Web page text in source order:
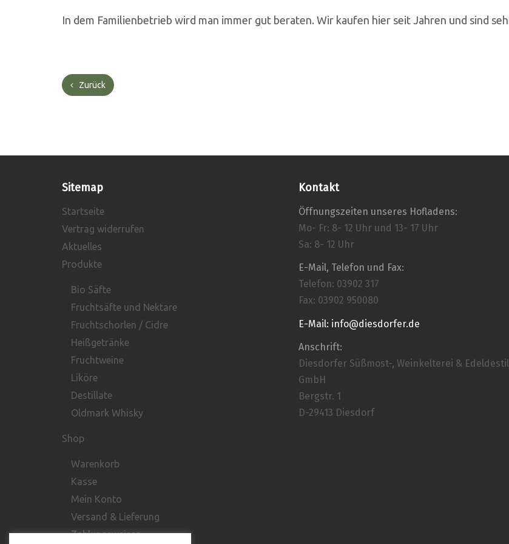
In dem Familienbetrieb wird man immer gut beraten. Wir kaufen hier seit Jahren und sind
Zurück
Sitemap
Startseite
Vertrag widerrufen
Aktuelles
Produkte
Bio Säfte
Fruchtsäfte und Nektare
Fruchtschorlen / Cidre
Heißgetränke
Fruchtweine
Liköre
Destillate
Oldmark Whisky
Shop
Warenkorb
Kasse
Mein Konto
Versand & Lieferung
Zahlungsweisen
Kontakt
Öffnungszeiten unseres Hofladens:
Mo- Fr: 8- 12 Uhr und 13- 17 Uhr
Sa: 8- 12 Uhr
E-Mail, Telefon und Fax:
Telefon: 03902 317
Fax: 03902 950080
E-Mail: info@diesdorfer.de
Anschrift:
Diesdorfer Süßmost-, Weinkelterei &
GmbH
Bergstr. 1
D-29413 Diesdorf